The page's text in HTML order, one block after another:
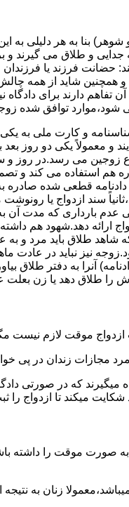
بنا به هر دلیلی به
و طلاق می گیرند و
حضانت فرزند یا
شاید از همه چالش
دارند برای دادگاه
شود،موارد توافق شده
و کارت ملی به
و معمولاً یکی دو روز بعد
زوجین می رسد.در
هم استفاده می کند و
دادنامه قطعی شده صادره
سند ازدواج یا
بارداری که مدت آن
ارائه دهد.شهود هم
طلاق باید مرد و به
نباید در عادت
آنرا به دفتر طلاق
را طلاق دهد یا زن
موقت لازم نیست
مجازات زندان در پی
میگیرند که در صورتی
میکند تا ازدواج را
موقت را داشته
زنان به